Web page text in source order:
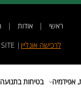
|אודות |תקנון
לרכישהאונליין|
SITE
בטיחות בתנועה